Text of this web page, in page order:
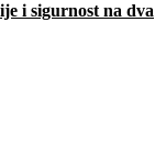
i sigurnost na dva